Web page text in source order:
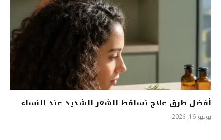
أفضل طرق علاج تساقط الشعر الشديد عند النساء
يونيو 16, 2026